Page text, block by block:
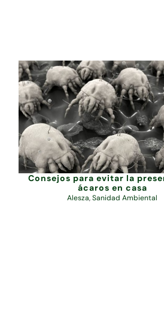
Consejos para evitar la
ácaros en casa
Alesza,Sanidad Ambiental